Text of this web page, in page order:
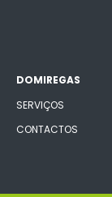
DOMIREGAS
SERVIÇOS
CONTACTOS